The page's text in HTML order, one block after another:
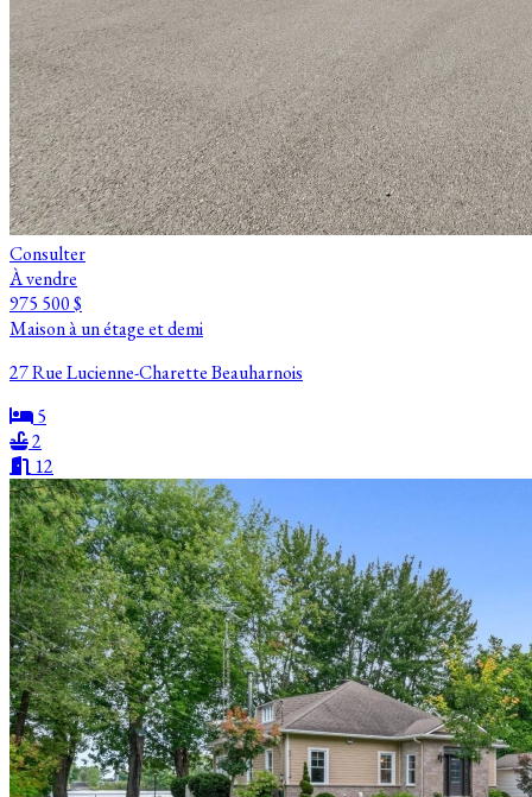
Consulter
À vendre
975 500 $
Maison à un étage et demi
27 Rue Lucienne-Charette Beauharnois
5
2
12